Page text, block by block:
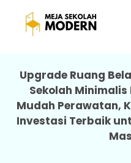
Meja Sekolah
Upgrade Ruang
Sekolah
Mudah Perawatan,
Investasi Terbaik